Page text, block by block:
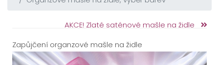
AKCE! Zlaté saténové mašle na židle
Zapůjčení organzové mašle na židle